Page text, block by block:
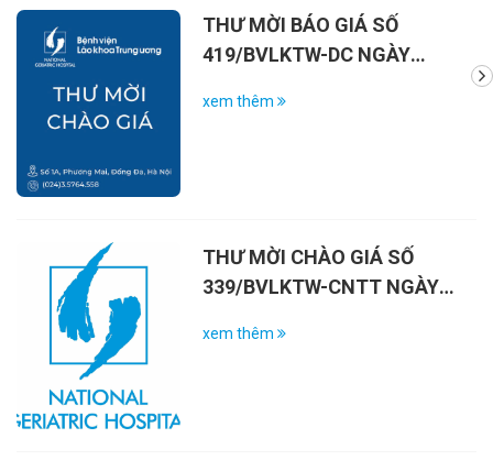
THƯ MỜI BÁO GIÁ SỐ
419/BVLKTW-DC NGÀY
xem thêm
THƯ MỜI CHÀO GIÁ SỐ
339/BVLKTW-CNTT NGÀY
xem thêm